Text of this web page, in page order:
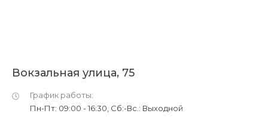
Вокзальная улица, 75
График работы:
Пн-Пт: 09:00 - 16:30, Cб:-Вс.: Выходной